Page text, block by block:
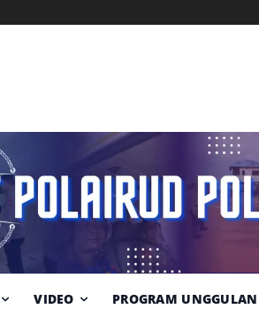
VIDEO PROGRAM UNGGULAN